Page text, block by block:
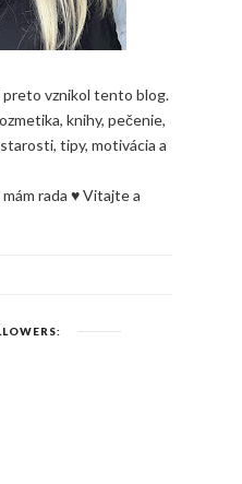
preto vznikol tento blog.
knihy, pečenie,
tipy, motivácia a
rada ♥ Vitajte a